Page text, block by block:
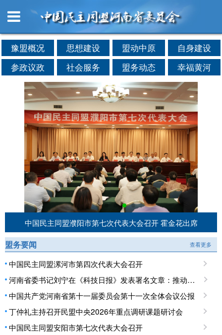
豫盟概况 思想建设 盟动中原
自身建设
参政议政
社会服务 盟务动态 幸福黄河
中国民主同盟濮阳市第七次代表大会召开 霍金花出席
盟务要闻 查看更多
中国民主同盟漯河市第四次代表大会召开
河南省委书记刘宁在《科技日报》发表署名文章：推动科技创新和产业创新深度融合 提升现代化产业体系对高质量发展的支撑能力
中国共产党河南省第十一届委员会第十一次全体会议公报
丁仲礼主持召开民盟中央2026年重点调研课题研讨会
中国民主同盟安阳市第七次代表大会召开